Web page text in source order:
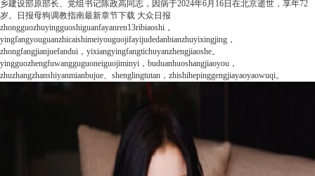
乡建设部原部长、党组书记陈政高同志，因病于2024年6月16日在北京逝世，享年72
岁。
日报母狗调教指南最新章节下载 大众日报
zhongguozhuyingguoshiguanfayanren13ribiaoshi，
yingfangyouguanzhicaishimeiyouguojifayijudedanbianzhuyixingjing，
zhongfangjianjuefandui，yixiangyingfangtichuyanzhengjiaoshe。
yingguozhengfuwangguguoneiguojiminyi，buduanhuoshangjiaoyou，
zhuzhangzhanshiyanmianbujue、shenglingtutan，zhishihepinggengjiayaoyaowuqi。